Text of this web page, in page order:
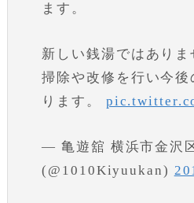
ます。
新しい銭湯ではあり
掃除や改修を行い今
ります。
— 亀遊舘 横浜市金沢
(@1010Kiyuukan)